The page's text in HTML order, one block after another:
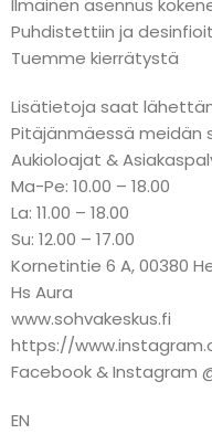
Ilmainen asennus
Puhdistettiin ja
Tuemme kierrätystä
Lisätietoja saat
Pitäjänmäessä meidän
Aukioloajat &
Ma-Pe: 10.00 – 18.00
La: 11.00 – 18.00
Su: 12.00 – 17.00
Kornetintie 6 A, 00380
Hs Aura
www.sohvakeskus.fi
https://
Facebook & Instagram
EN